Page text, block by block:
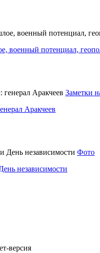
военный потенциал,
Заметки
Аракчеев
Фото
независимости
версия